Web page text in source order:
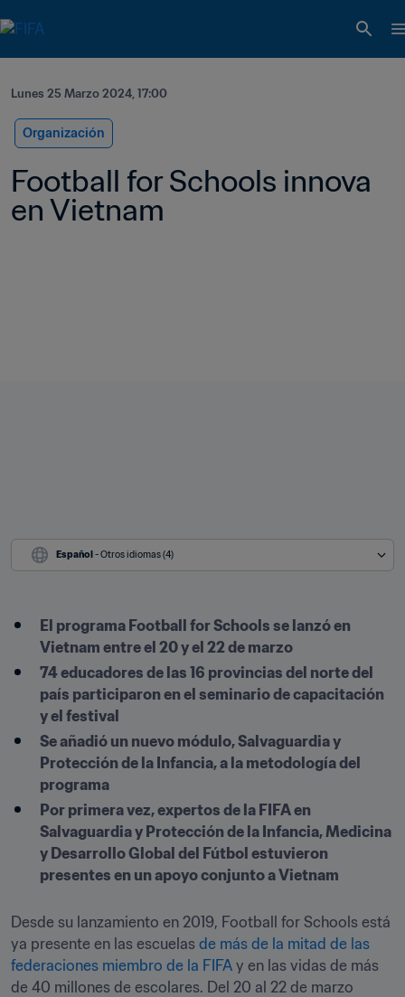
Lunes 25 Marzo 2024, 17:00
Organización
Football for Schools innova
en Vietnam
Español - Otros idiomas (4)
El programa Football for Schools se lanzó en
Vietnam entre el 20 y el 22 de marzo
74 educadores de las 16 provincias del norte del
país participaron en el seminario de capacitación
y el festival
Se añadió un nuevo módulo, Salvaguardia y
Protección de la Infancia, a la metodología del
programa
Por primera vez, expertos de la FIFA en
Salvaguardia y Protección de la Infancia, Medicina
y Desarrollo Global del Fútbol estuvieron
presentes en un apoyo conjunto a Vietnam
Desde su lanzamiento en 2019, Football for Schools está
ya presente en las escuelas de más de la mitad de las
federaciones miembro de la FIFA y en las vidas de más
de 40 millones de escolares. Del 20 al 22 de marzo